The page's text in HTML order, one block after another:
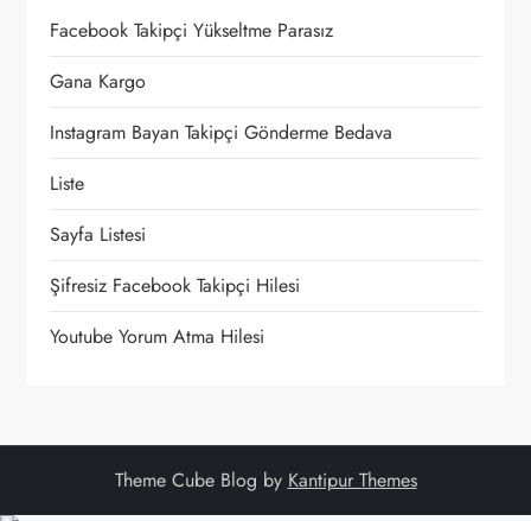
i
n
m
e
s
i
Facebook Takipçi Yükseltme Parasız
Gana Kargo
Instagram Bayan Takipçi Gönderme Bedava
Liste
Sayfa Listesi
Şifresiz Facebook Takipçi Hilesi
Youtube Yorum Atma Hilesi
Theme Cube Blog by Kantipur Themes